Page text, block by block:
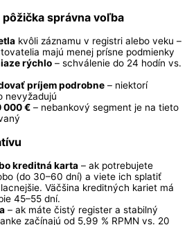
pôžička správna voľba
kvôli záznamu v registri alebo veku –
majú menej prísne podmienky
rýchlo – schválenie do 24 hodín vs.
príjem podrobne – niektorí
nevyžadujú
000 € – nebankový segment je na tieto
kreditná karta – ak potrebujete
(do 30–60 dní) a viete ich splatiť
Väčšina kreditných kariet má
45–55 dní.
– ak máte čistý register a stabilný
začínajú od 5,99 % RPMN vs. 20